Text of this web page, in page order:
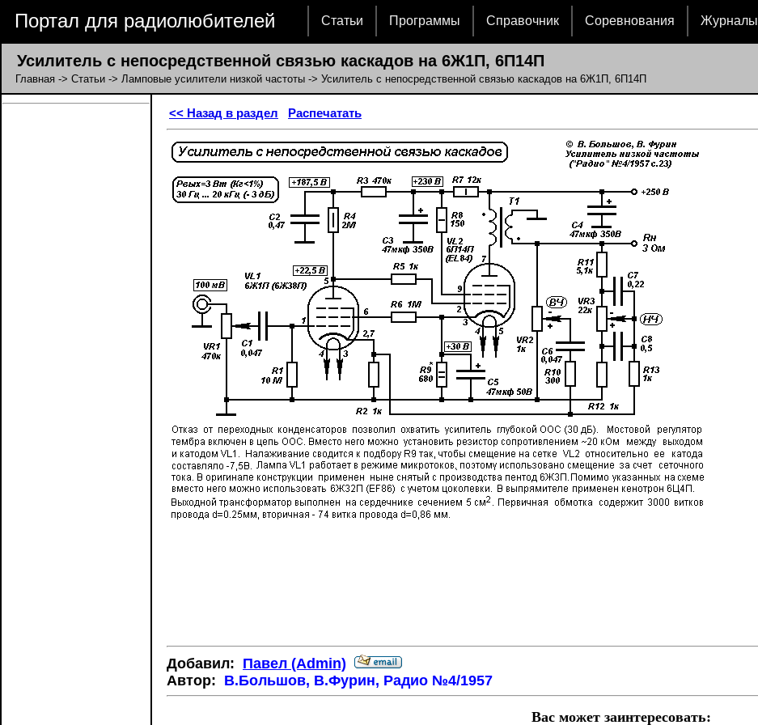
Портал для радиолюбителей Статьи Программы Справочник Соревнования Журналы
Усилитель с непосредственной связью каскадов на 6Ж1П, 6П14П
Главная -> Статьи -> Ламповые усилители низкой частоты -> Усилитель с непосредственной связью каскадов на 6Ж1П, 6П14П
<< Назад в раздел Распечатать
Добавил: Павел (Admin)
Автор: В.Большов, В.Фурин, Радио №4/1957
Вас может заинтересовать: